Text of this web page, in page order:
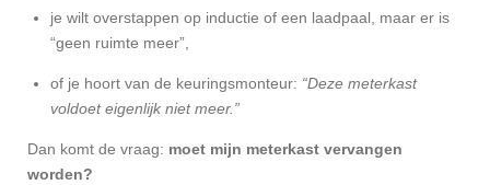
je wilt overstappen op inductie of een laadpaal, maar er is
“geen ruimte meer”,
of je hoort van de keuringsmonteur: “Deze meterkast
voldoet eigenlijk niet meer.”
Dan komt de vraag: moet mijn meterkast vervangen
worden?